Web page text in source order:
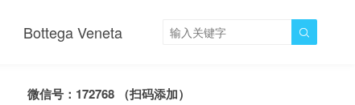
Bottega Veneta 
微信号：172768 （扫码添加）